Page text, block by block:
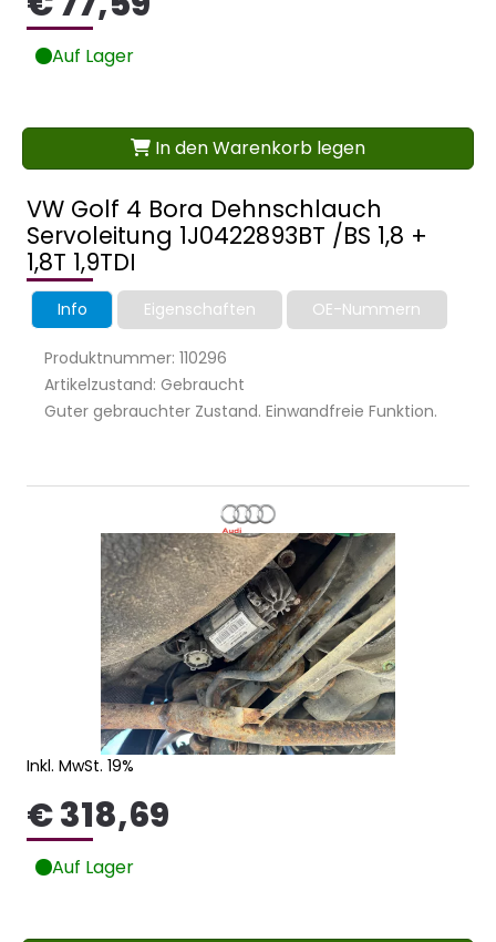
VW Golf 4 Bora Dehnschlauch
Servoleitung 1J0422893BT /BS 1,8 +
1,8T 1,9TDI
Info Eigenschaften OE-Nummern
Produktnummer: 110296
Artikelzustand: Gebraucht
Guter gebrauchter Zustand. Einwandfreie Funktion.
Auf Lager
In den Warenkorb legen
Inkl. MwSt. 19%
€ 318,69
Auf Lager